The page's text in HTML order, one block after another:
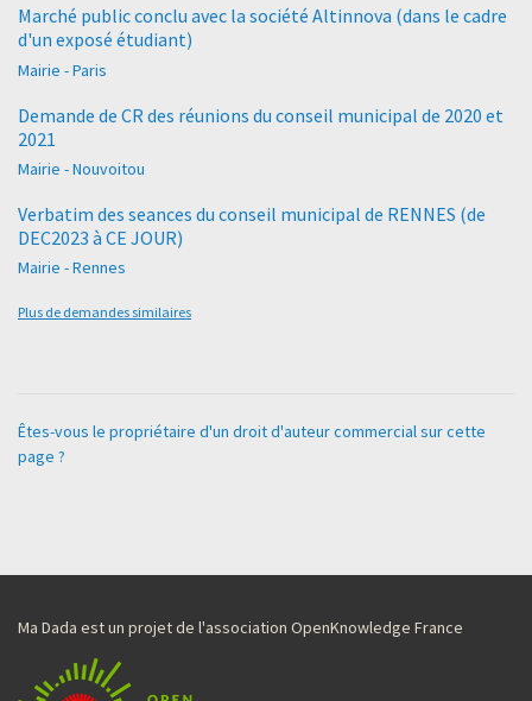
Marché public conclu avec la société Altinnova (dans le cadre
d'un exposé étudiant)
Mairie - Paris
Demande de CR des réunions du conseil municipal de 2020 et
2021
Mairie - Nouvoitou
Verbatim des seances du conseil municipal de RENNES (de
DEC2023 à CE JOUR)
Mairie - Rennes
Plus de demandes similaires
Êtes-vous le propriétaire d'un droit d'auteur commercial sur cette
page ?
Ma Dada est un projet de l'association OpenKnowledge France